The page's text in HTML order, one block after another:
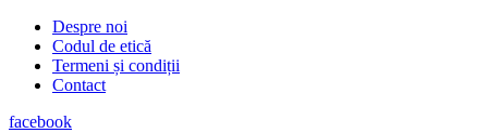
Despre noi
Codul de etică
Termeni și condiții
Contact
facebook